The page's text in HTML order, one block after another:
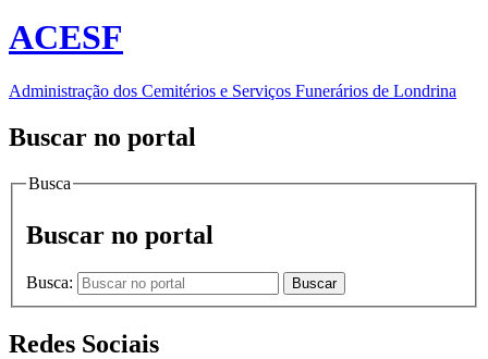
ACESF
Administração dos Cemitérios e Serviços Funerários de Londrina
Buscar no portal
Busca
Buscar no portal
Busca: Buscar
Redes Sociais